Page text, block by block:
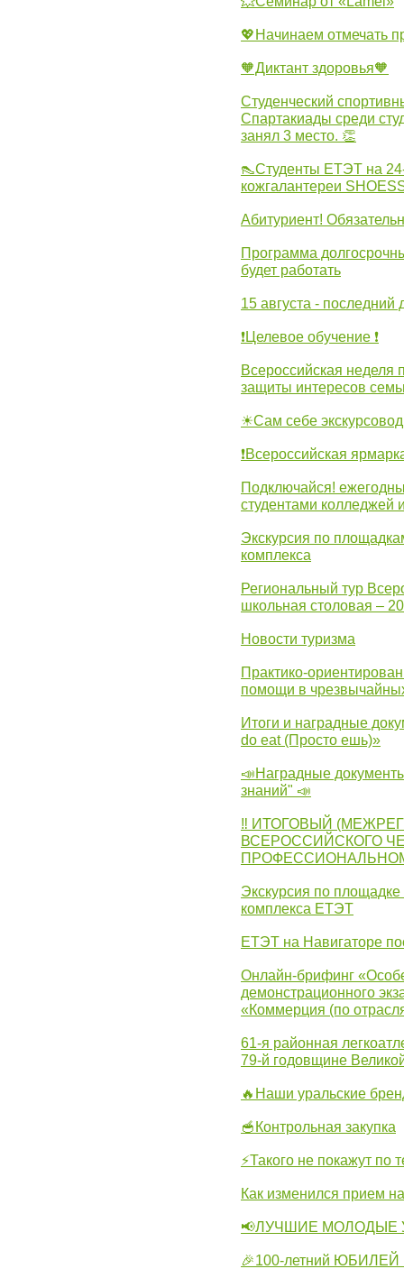
💖Начинаем отмечать
🧡Диктант здоровья🧡
Студенческий
Спартакиады среди
занял 3 место. 👏
👠Студенты ЕТЭТ на
кожгалантереи
Абитуриент!
Программа
будет работать
15 августа - последний
❗Целевое обучение ❗
Всероссийская
защиты интересов
☀Сам себе экскурсовод
❗Всероссийская
Подключайся!
студентами колледжей
Экскурсия по
комплекса
Региональный тур
школьная столовая –
Новости туризма
Практико-
помощи в
Итоги и наградные
do eat (Просто ешь)»
📣Наградные
знаний" 📣
‼ ИТОГОВЫЙ
ВСЕРОССИЙСКОГО
Экскурсия по
комплекса ЕТЭТ
ЕТЭТ на Навигаторе
Онлайн-брифинг
демонстрационного
«Коммерция (по
61-я районная
79-й годовщине
🔥Наши уральские
🥣Контрольная закупка
⚡Такого не покажут по
Как изменился прием
📢ЛУЧШИЕ МОЛОДЫЕ
🎉100-летний ЮБИЛЕЙ